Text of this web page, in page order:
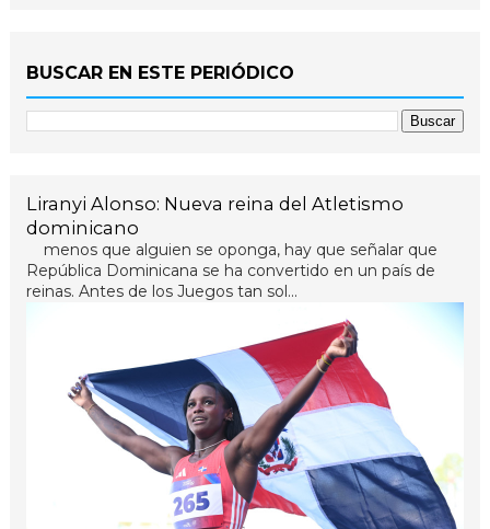
BUSCAR EN ESTE PERIÓDICO
Liranyi Alonso: Nueva reina del Atletismo
dominicano
menos que alguien se oponga, hay que señalar que
República Dominicana se ha convertido en un país de
reinas. Antes de los Juegos tan sol...